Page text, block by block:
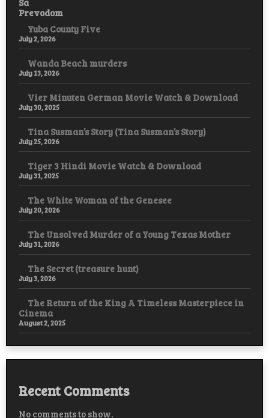
Yuba County Five
July 2, 2026
Wanda Beach murders
July 13, 2026
Vier Minuten German Movie Watch & Download
July 30, 2025
Tina Susman’s Story (Tina Susman’s Story)
July 25, 2026
Tiger 3 Hindi Movie Watch & Download
July 31, 2025
The White Woman of the Genesee
July 20, 2026
The Unsolved Murder of a Young Texas Mother
July 31, 2026
The Secret (treasure hunt)
July 3, 2026
The Return of the King A Timeless Masterpiece in
Cinema
August 2, 2025
Recent Comments
No comments to show.